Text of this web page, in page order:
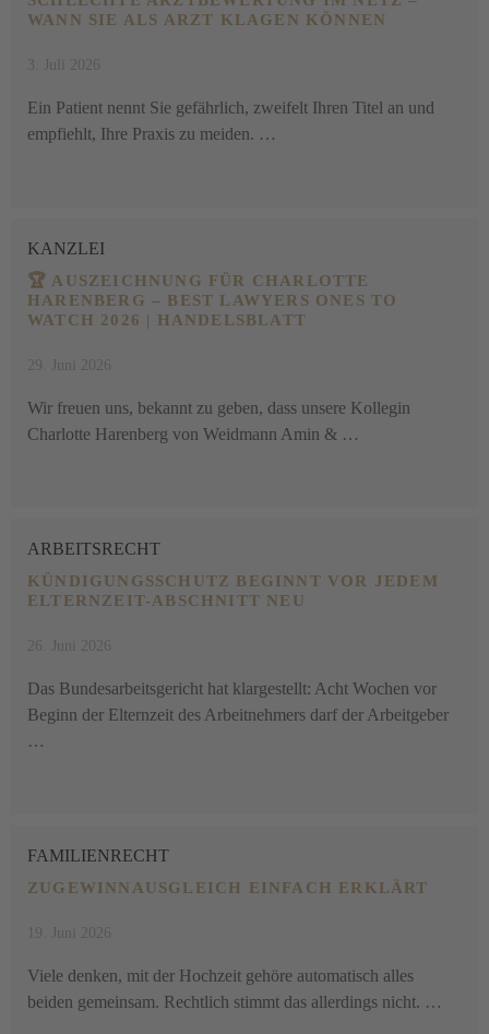
WANN SIE ALS ARZT KLAGEN KÖNNEN
3. Juli 2026
Ein Patient nennt Sie gefährlich, zweifelt Ihren Titel an und
empfiehlt, Ihre Praxis zu meiden. …
KANZLEI
🏆 AUSZEICHNUNG FÜR CHARLOTTE
HARENBERG – BEST LAWYERS ONES TO
WATCH 2026 | HANDELSBLATT
29. Juni 2026
Wir freuen uns, bekannt zu geben, dass unsere Kollegin
Charlotte Harenberg von Weidmann Amin & …
ARBEITSRECHT
KÜNDIGUNGSSCHUTZ BEGINNT VOR JEDEM
ELTERNZEIT-ABSCHNITT NEU
26. Juni 2026
Das Bundesarbeitsgericht hat klargestellt: Acht Wochen vor
Beginn der Elternzeit des Arbeitnehmers darf der Arbeitgeber
…
FAMILIENRECHT
ZUGEWINNAUSGLEICH EINFACH ERKLÄRT
19. Juni 2026
Viele denken, mit der Hochzeit gehöre automatisch alles
beiden gemeinsam. Rechtlich stimmt das allerdings nicht. …